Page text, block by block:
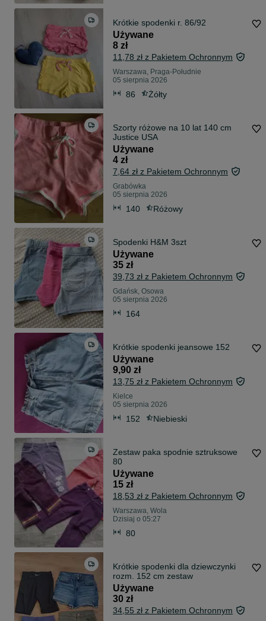
Krótkie spodenki r. 86/92
Używane
8 zł
11,78 zł z Pakietem Ochronnym
Warszawa, Praga-Południe
05 sierpnia 2026
86 Żółty
Szorty różowe na 10 lat 140 cm
Justice USA
Używane
4 zł
7,64 zł z Pakietem Ochronnym
Grabówka
05 sierpnia 2026
140 Różowy
Spodenki H&M 3szt
Używane
35 zł
39,73 zł z Pakietem Ochronnym
Gdańsk, Osowa
05 sierpnia 2026
164
Krótkie spodenki jeansowe 152
Używane
9,90 zł
13,75 zł z Pakietem Ochronnym
Kielce
05 sierpnia 2026
152 Niebieski
Zestaw paka spodnie sztruksowe
80
Używane
15 zł
18,53 zł z Pakietem Ochronnym
Warszawa, Wola
Dzisiaj o 05:27
80
Krótkie spodenki dla dziewczynki
rozm. 152 cm zestaw
Używane
30 zł
34,55 zł z Pakietem Ochronnym